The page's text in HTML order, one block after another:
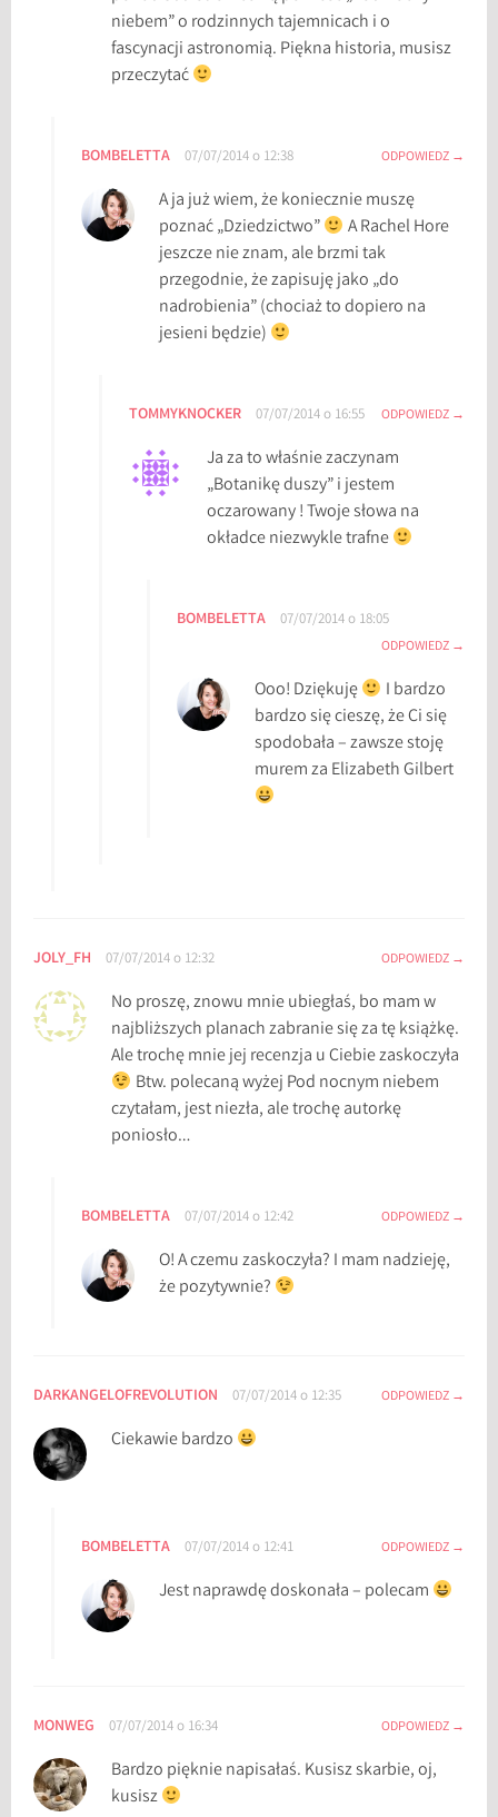
niebem” o rodzinnych tajemnicach i o
fascynacji astronomią. Piękna historia, musisz
przeczytać
BOMBELETTA 07/07/2014 o 12:38 ODPOWIEDZ
A ja już wiem, że koniecznie muszę
poznać „Dziedzictwo”
A Rachel Hore
jeszcze nie znam, ale brzmi tak
przegodnie, że zapisuję jako „do
nadrobienia” (chociaż to dopiero na
jesieni będzie)
TOMMYKNOCKER 07/07/2014 o 16:55 ODPOWIEDZ
Ja za to właśnie zaczynam
„Botanikę duszy” i jestem
oczarowany ! Twoje słowa na
okładce niezwykle trafne
BOMBELETTA 07/07/2014 o 18:05
ODPOWIEDZ
Ooo! Dziękuję
I bardzo
bardzo się cieszę, że Ci się
spodobała – zawsze stoję
murem za Elizabeth Gilbert
JOLY_FH 07/07/2014 o 12:32 ODPOWIEDZ
No proszę, znowu mnie ubiegłaś, bo mam w
najbliższych planach zabranie się za tę książkę.
Ale trochę mnie jej recenzja u Ciebie zaskoczyła
Btw. polecaną wyżej Pod nocnym niebem
czytałam, jest niezła, ale trochę autorkę
poniosło…
BOMBELETTA 07/07/2014 o 12:42 ODPOWIEDZ
O! A czemu zaskoczyła? I mam nadzieję,
że pozytywnie?
DARKANGELOFREVOLUTION 07/07/2014 o 12:35 ODPOWIEDZ
Ciekawie bardzo
BOMBELETTA 07/07/2014 o 12:41 ODPOWIEDZ
Jest naprawdę doskonała – polecam
MONWEG 07/07/2014 o 16:34 ODPOWIEDZ
Bardzo pięknie napisałaś. Kusisz skarbie, oj,
kusisz